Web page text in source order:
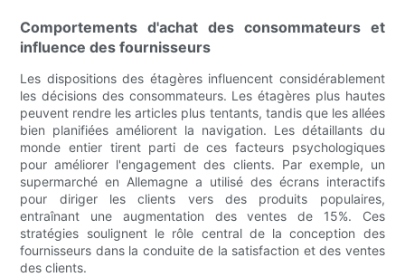
Comportements d'achat des consommateurs et
influence des fournisseurs
Les dispositions des étagères influencent considérablement
les décisions des consommateurs. Les étagères plus hautes
peuvent rendre les articles plus tentants, tandis que les allées
bien planifiées améliorent la navigation. Les détaillants du
monde entier tirent parti de ces facteurs psychologiques
pour améliorer l'engagement des clients. Par exemple, un
supermarché en Allemagne a utilisé des écrans interactifs
pour diriger les clients vers des produits populaires,
entraînant une augmentation des ventes de 15%. Ces
stratégies soulignent le rôle central de la conception des
fournisseurs dans la conduite de la satisfaction et des ventes
des clients.